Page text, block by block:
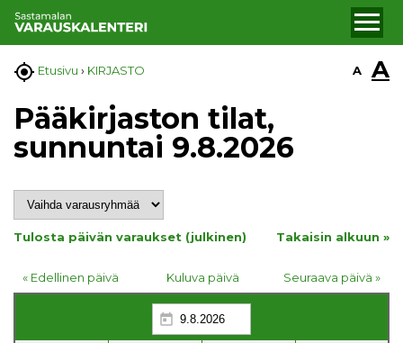
 Etusivu › KIRJASTO A A
Pääkirjaston tilat,
sunnuntai 9.8.2026
Takaisin alkuun »
Tulosta päivän varaukset (julkinen)
« Edellinen päivä Kuluva päivä Seuraava päivä »